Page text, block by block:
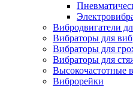
Вибродвигатели
Вибраторы для
Вибраторы для
Вибраторы для
Высокочастотные
Виброрейки